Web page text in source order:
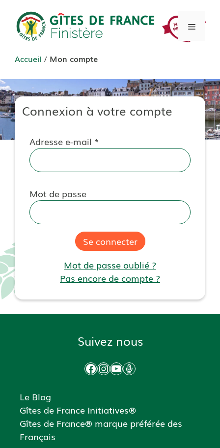
contenu
Menu
Accueil / Mon compte
Connexion à votre compte
Adresse e-mail *
Mot de passe
Se connecter
Mot de passe oublié ?
Pas encore de compte ?
Suivez nous
Facebook
Instagram
YouTube
Podcast
Le Blog
Gîtes de France Initiatives®
Gîtes de France® marque préférée des
Français